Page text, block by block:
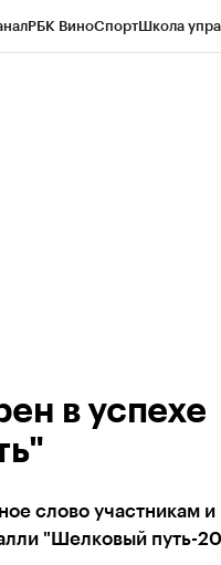
РБК ВиноСпортШкола
в успехе
слово участникам и
"Шелковый путь-